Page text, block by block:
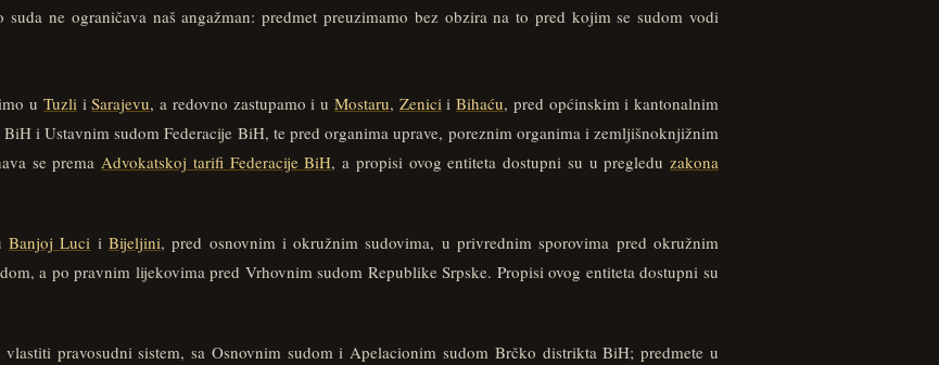
ne ograničava naš angažman: predmet preuzimamo bez obzira na to pred kojim se sudom vodi
u TuzliiSarajevu, a redovno zastupamo i u Mostaru, ZeniciiBihaću, pred općinskim i kantonalnim
i Ustavnim sudom Federacije BiH, te pred organima uprave, poreznim organima i zemljišnoknjižnim
se prema Advokatskoj tarifi Federacije BiH, a propisi ovog entiteta dostupni su u pregledu zakona
Banjoj Luci i Bijeljini, pred osnovnim i okružnim sudovima, u privrednim sporovima pred okružnim
a po pravnim lijekovima pred Vrhovnim sudom Republike Srpske. Propisi ovog entiteta dostupni su
pravosudni sistem, sa Osnovnim sudom i Apelacionim sudom Brčko distrikta BiH; predmete u